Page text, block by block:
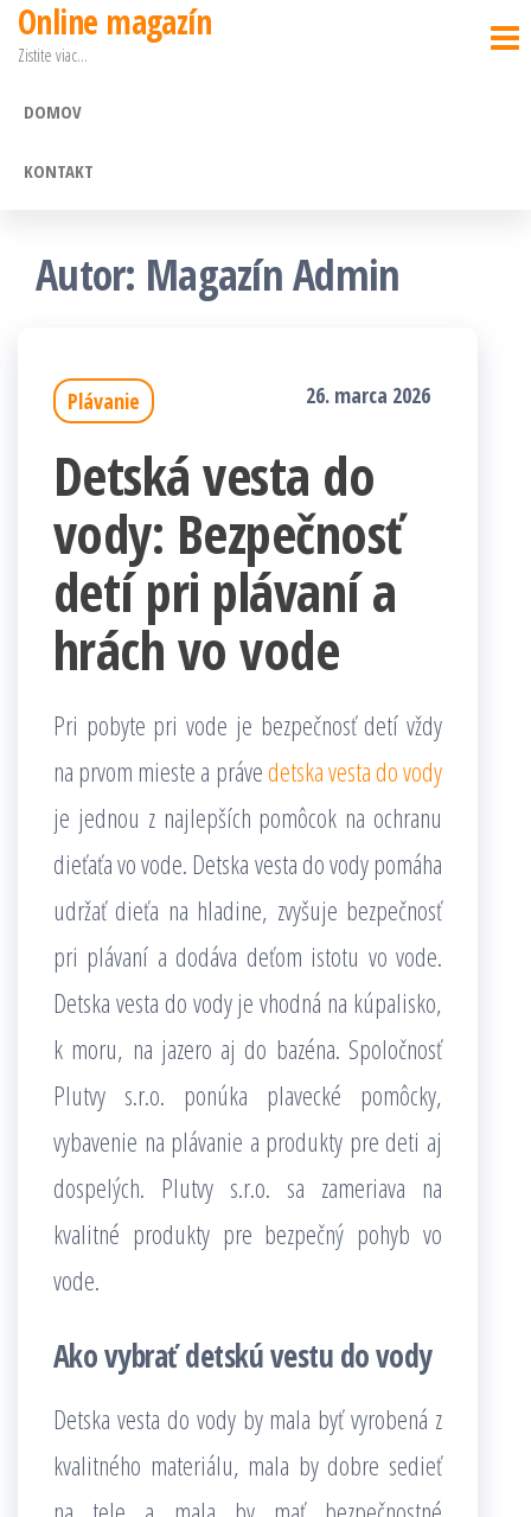
Preskočiť
obsah
Online magazín
Zistite viac…
DOMOV
KONTAKT
Autor: Magazín Admin
Plávanie 26. marca 2026
Detská vesta do
vody: Bezpečnosť
detí pri plávaní a
hrách vo vode
Pri pobyte pri vode je bezpečnosť detí vždy
na prvom mieste a právedetska vesta do vody
je jednou z najlepších pomôcok na ochranu
dieťaťa vo vode. Detska vesta do vody pomáha
udržať dieťa na hladine, zvyšuje bezpečnosť
pri plávaní a dodáva deťom istotu vo vode.
Detska vesta do vody je vhodná na kúpalisko,
k moru, na jazero aj do bazéna. Spoločnosť
Plutvy s.r.o. ponúka plavecké pomôcky,
vybavenie na plávanie a produkty pre deti aj
dospelých. Plutvy s.r.o. sa zameriava na
kvalitné produkty pre bezpečný pohyb vo
vode.
Ako vybrať detskú vestu do vody
Detska vesta do vody by mala byť vyrobená z
kvalitného materiálu, mala by dobre sedieť